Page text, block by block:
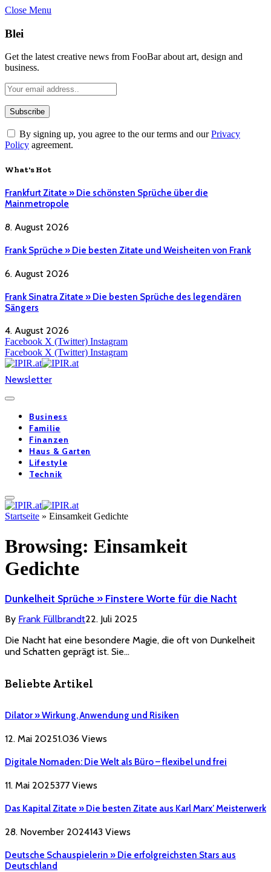
Close Menu
Blei
Get the latest creative news from FooBar about art, design and
business.
By signing up, you agree to the our terms and ourPrivacy
Policy agreement.
What's Hot
Frankfurt Zitate » Die schönsten Sprüche über die
Mainmetropole
8. August 2026
Frank Sprüche » Die besten Zitate und Weisheiten von Frank
6. August 2026
Frank Sinatra Zitate » Die besten Sprüche des legendären
Sängers
4. August 2026
Facebook X (Twitter) Instagram
Facebook X (Twitter) Instagram
Newsletter
Business
Familie
Finanzen
Haus & Garten
Lifestyle
Technik
Startseite » Einsamkeit Gedichte
Browsing: Einsamkeit
Gedichte
Dunkelheit Sprüche » Finstere Worte für die Nacht
By Frank Füllbrandt22. Juli 2025
Die Nacht hat eine besondere Magie, die oft von Dunkelheit
und Schatten geprägt ist. Sie…
Beliebte Artikel
Dilator » Wirkung, Anwendung und Risiken
12. Mai 20251.036 Views
Digitale Nomaden: Die Welt als Büro – flexibel und frei
11. Mai 2025377 Views
Das Kapital Zitate » Die besten Zitate aus Karl Marx’ Meisterwerk
28. November 2024143 Views
Deutsche Schauspielerin » Die erfolgreichsten Stars aus
Deutschland